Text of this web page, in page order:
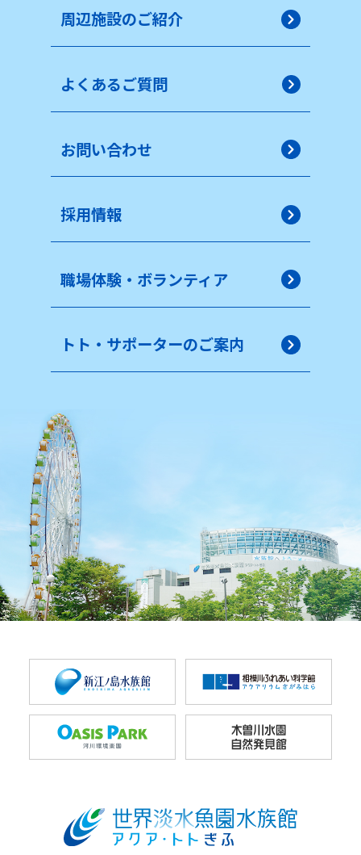
周辺施設のご紹介
よくあるご質問
お問い合わせ
採用情報
職場体験・ボランティア
トト・サポーターのご案内